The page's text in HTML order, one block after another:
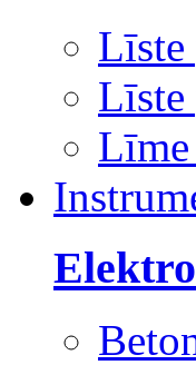
Līste
Līste